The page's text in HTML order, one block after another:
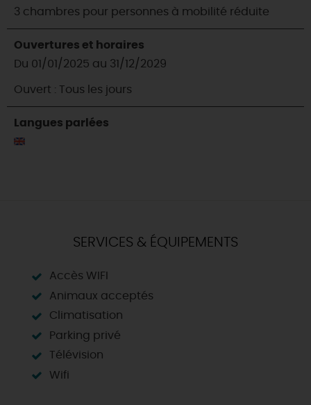
3 chambres pour personnes à mobilité réduite
Ouvertures et horaires
Du 01/01/2025 au 31/12/2029
Ouvert : Tous les jours
Langues parlées
SERVICES & ÉQUIPEMENTS
Accès WIFI
Animaux acceptés
Climatisation
Parking privé
Télévision
Wifi